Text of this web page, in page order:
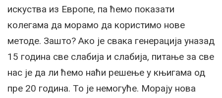
искуства из Европе, па ћемо показати
колегама да морамо да користимо нове
методе. Зашто? Ако је свака генерација уназад
15 година све слабија и слабија, питање за све
нас је да ли ћемо наћи решење у књигама од
пре 20 година. То је немогуће. Морају нова